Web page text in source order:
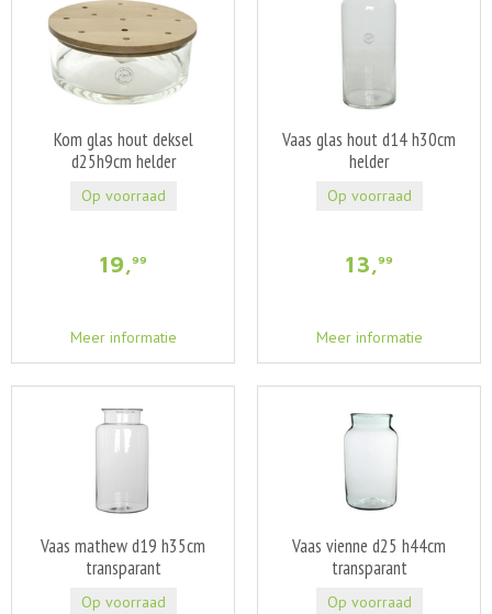
Kom glas hout deksel
d25h9cm helder
19,99
Meer informatie
Op voorraad
Vaas glas hout d14 h30cm
helder
13,99
Meer informatie
Op voorraad
Vaas mathew d19 h35cm
transparant
Op voorraad
Vaas vienne d25 h44cm
transparant
Op voorraad